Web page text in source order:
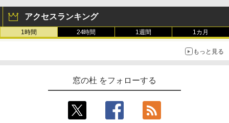
￥115,980
アクセスランキング
1時間 24時間 1週間 1カ月
もっと見る
窓の杜 をフォローする